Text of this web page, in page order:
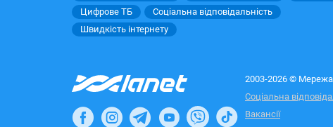
2003-2026 © Мережа
Соціальна
Вакансії
Цифрове ТБ
Соціальна відповідальність
Швидкість інтернету